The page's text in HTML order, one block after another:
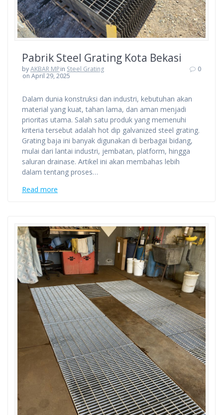
Pabrik Steel Grating Kota Bekasi
byAKBAR MPin Steel Grating
on April 29, 2025
0
Dalam dunia konstruksi dan industri, kebutuhan akan
material yang kuat, tahan lama, dan aman menjadi
prioritas utama. Salah satu produk yang memenuhi
kriteria tersebut adalah hot dip galvanized steel grating.
Grating baja ini banyak digunakan di berbagai bidang,
mulai dari lantai industri, jembatan, platform, hingga
saluran drainase. Artikel ini akan membahas lebih
dalam tentang proses…
Read more